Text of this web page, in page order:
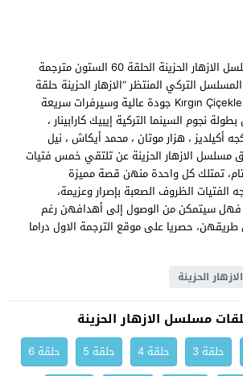
مشاهدة وتحميل مسلسل الازهار الحزينة الحلقة 60 الستون مترجمة
التركي المنتظر “الازهار الحزينة حلقة
60” اون لاين Kırgın Çiçekler EP60 جودة عالية وسيرفرات سريعة
نجوم السينما التركية إيبيك كارابينار ،
أكيلديز ، هزار موتان ، محمد أيكاش ، نيل
الازهار الحزينة عن تلتقي خمس فتيات
تمتلك كل واحدة منهن قصة مميزة
الفتيات الظروف الصعبة بإصرار وعزيمة،
فهل سيتمكن من الوصول إلى أهدافهن رغم
طريقهن، حصريا على موقع الترجمة الاول دراما
الحزينة
مسلسل الازهار الحزينة
حلقة 3 حلقة 4 حلقة 5
حلقة 6